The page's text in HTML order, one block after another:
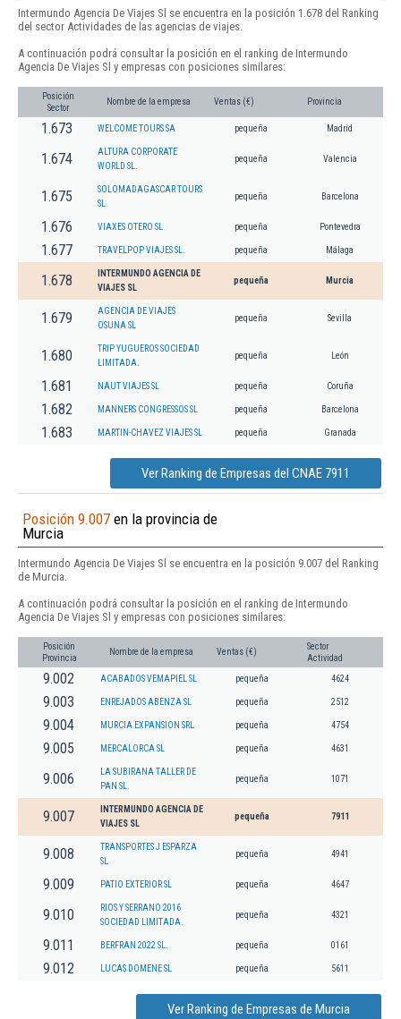
Intermundo Agencia De Viajes Sl se encuentra en la posición 1.678 del Ranking
del sector Actividades de las agencias de viajes.
A continuación podrá consultar la posición en el ranking de Intermundo
Agencia De Viajes Sl y empresas con posiciones similares:
Posición
Sector
Nombre de la empresa Ventas (€) Provincia
1.673 WELCOME TOURS SA pequeña Madrid
1.674
ALTURA CORPORATE
WORLD SL.
pequeña Valencia
1.675
SOLOMADAGASCAR TOURS
SL.
pequeña Barcelona
1.676 VIAXES OTERO SL pequeña Pontevedra
1.677 TRAVELPOP VIAJES SL. pequeña Málaga
1.678
INTERMUNDO AGENCIA DE
VIAJES SL
pequeña Murcia
1.679
AGENCIA DE VIAJES
OSUNA SL
pequeña Sevilla
1.680
TRIP YUGUEROS SOCIEDAD
LIMITADA.
pequeña León
1.681 NAUT VIAJES SL pequeña Coruña
1.682 MANNERS CONGRESSOS SL pequeña Barcelona
1.683 MARTIN-CHAVEZ VIAJES SL pequeña Granada
Ver Ranking de Empresas del CNAE 7911
Posición 9.007 en la provincia de
Murcia
Intermundo Agencia De Viajes Sl se encuentra en la posición 9.007 del Ranking
de Murcia.
A continuación podrá consultar la posición en el ranking de Intermundo
Agencia De Viajes Sl y empresas con posiciones similares:
Posición
Provincia
Nombre de la empresa Ventas (€)
Sector
Actividad
9.002 ACABADOS VEMAPIEL SL pequeña 4624
9.003 ENREJADOS ABENZA SL pequeña 2512
9.004 MURCIA EXPANSION SRL pequeña 4754
9.005 MERCALORCA SL pequeña 4631
9.006
LA SUBIRANA TALLER DE
PAN SL.
pequeña 1071
9.007
INTERMUNDO AGENCIA DE
VIAJES SL
pequeña 7911
9.008
TRANSPORTES J ESPARZA
SL
pequeña 4941
9.009 PATIO EXTERIOR SL pequeña 4647
9.010
RIOS Y SERRANO 2016
SOCIEDAD LIMITADA.
pequeña 4321
9.011 BERFRAN 2022 SL. pequeña 0161
9.012 LUCAS DOMENE SL pequeña 5611
Ver Ranking de Empresas de Murcia